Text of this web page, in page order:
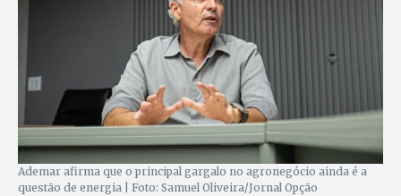
Ademar afirma que o principal gargalo no agronegócio ainda é a
questão de energia | Foto: Samuel Oliveira/Jornal Opção